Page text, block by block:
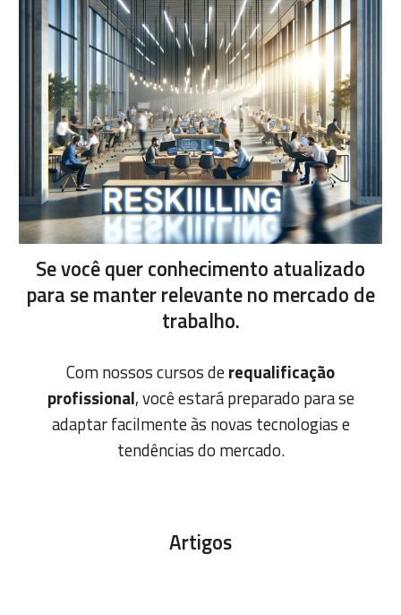
Se você quer conhecimento atualizado
para se manter relevante no mercado de
trabalho.
Com nossos cursos derequalificação
profissional, você estará preparado para se
adaptar facilmente às novas tecnologias e
tendências do mercado.
Artigos